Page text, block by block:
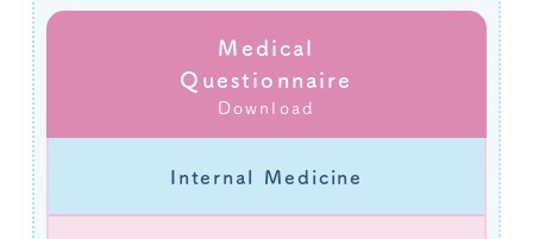
Medical
Questionnaire
Download
Internal Medicine